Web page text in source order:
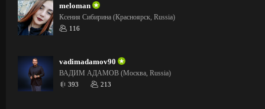
meloman
Ксения Сибирина (Красноярск, Russia)
116
vadimadamov90
ВАДИМ АДАМОВ (Москва, Russia)
393 213